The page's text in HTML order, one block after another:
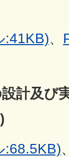
:41KB)、
計及び
:68.5KB)